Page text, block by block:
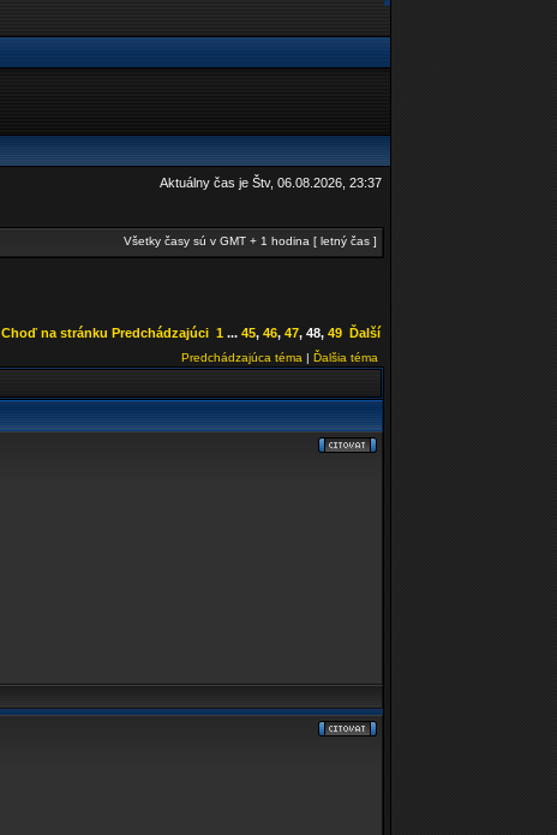
Aktuálny čas je Štv, 06.08.2026, 23:37
Všetky časy sú v GMT + 1 hodina [ letný čas ]
Choď na stránku Predchádzajúci 1 ... 45, 46, 47, 48, 49 Ďalší
Predchádzajúca téma | Ďalšia téma